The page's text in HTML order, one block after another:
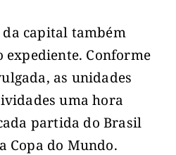
da capital também
expediente. Conforme
as unidades
uma hora
partida do Brasil
Copa do Mundo.